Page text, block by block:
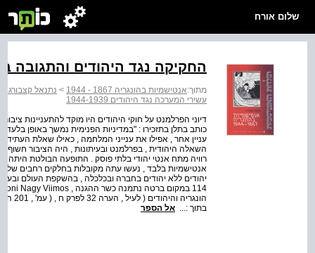
שלום אורח
החקיקה נגד היהודים והתגובה
מתוך:אנטישמיות בהונגריה 1867 - 1944 > נתנאל קצבורג
עשירי המערכה נגד היהודים 1944-1939
כותב בתלן בתזכירו : "במדיניות הפנימית נמשך באופן
עניין אחר , אפילו את ענייני המלחמה , כאילו שאלת העתיד
השאלה היהודית , בפרלמנט ובעיתונות , היה הציבור
רוויה מתח אנטי יהודי בלתי פוסק . התופעה הבולטת היתה ,
אנטישמיות בלבד , נעשו עתה מקובלות בחלקים רחבים של
בתוך :... אל הספר